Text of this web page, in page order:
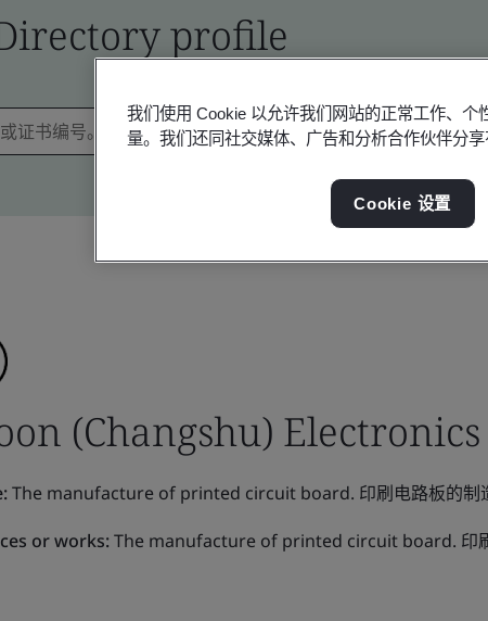
profile
(Changshu) Electronics
The manufacture of printed circuit board. 印刷电路板的制
or works:The manufacture of printed circuit board. 印刷
我们使用 Cookie 以允许我们网站的正常工作、
量。我们还同社交媒体、广告和分析合作伙伴分享
Cookie 设置